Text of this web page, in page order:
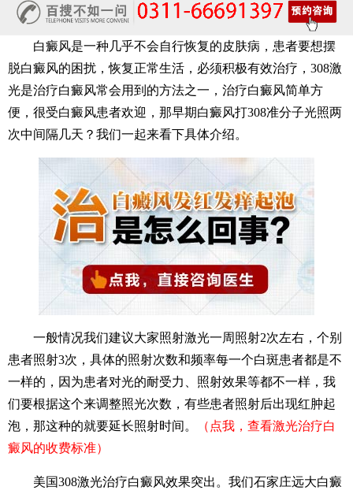
白癜风是一种几乎不会自行恢复的皮肤病，患者要想摆
脱白癜风的困扰，恢复正常生活，必须积极有效治疗，308激
光是治疗白癜风常会用到的方法之一，治疗白癜风简单方
便，很受白癜风患者欢迎，那早期白癜风打308准分子光照两
次中间隔几天？我们一起来看下具体介绍。
一般情况我们建议大家照射激光一周照射2次左右，个别
患者照射3次，具体的照射次数和频率每一个白斑患者都是不
一样的，因为患者对光的耐受力、照射效果等都不一样，我
们要根据这个来调整照光次数，有些患者照射后出现红肿起
泡，那这种的就要延长照射时间。
（点我，查看激光治疗白
癜风的收费标准）
美国308激光治疗白癜风效果突出。我们石家庄远大白癜